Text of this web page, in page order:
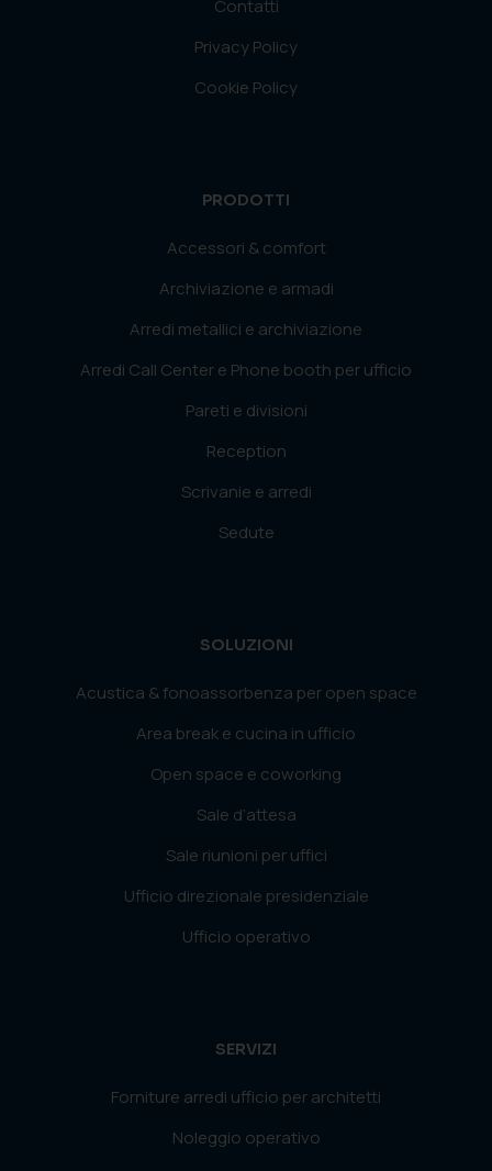
Contatti
Privacy Policy
Cookie Policy
PRODOTTI
Accessori & comfort
Archiviazione e armadi
Arredi metallici e archiviazione
Arredi Call Center e Phone booth per ufficio
Pareti e divisioni
Reception
Scrivanie e arredi
Sedute
SOLUZIONI
Acustica & fonoassorbenza per open space
Area break e cucina in ufficio
Open space e coworking
Sale d’attesa
Sale riunioni per uffici
Ufficio direzionale presidenziale
Ufficio operativo
SERVIZI
Forniture arredi ufficio per architetti
Noleggio operativo